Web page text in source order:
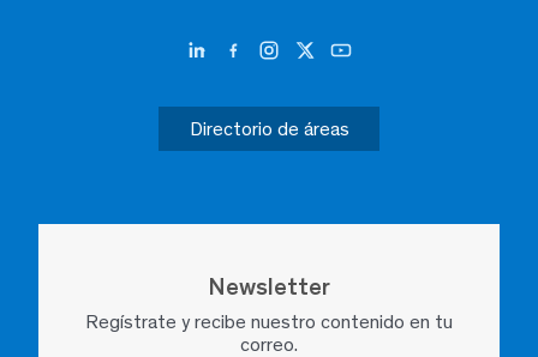
Directorio de áreas
Newsletter
Regístrate y recibe nuestro contenido en tu
correo.